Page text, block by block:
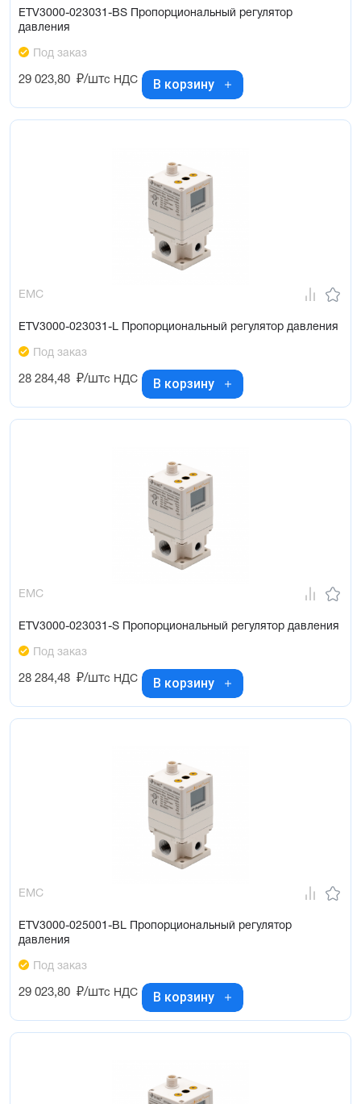
ETV3000-023031-BS Пропорциональный регулятор
давления
Под заказ
29 023,80 ₽/штс НДС В корзину
EMC
ETV3000-023031-L Пропорциональный регулятор давления
Под заказ
28 284,48 ₽/штс НДС В корзину
EMC
ETV3000-023031-S Пропорциональный регулятор давления
Под заказ
28 284,48 ₽/штс НДС В корзину
EMC
ETV3000-025001-BL Пропорциональный регулятор
давления
Под заказ
29 023,80 ₽/штс НДС В корзину